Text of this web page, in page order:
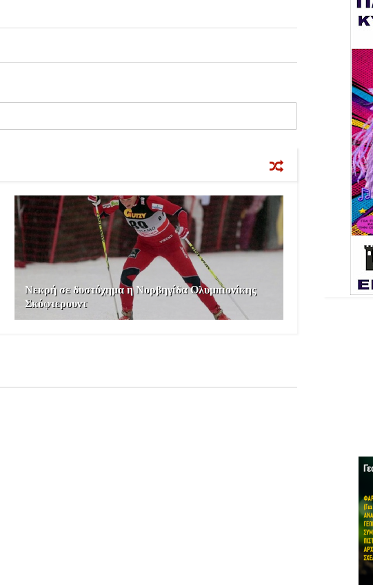
Νεκρή σε δυστύχημα η Νορβηγίδα Ολυμπιονίκης
Σκόφτερουντ